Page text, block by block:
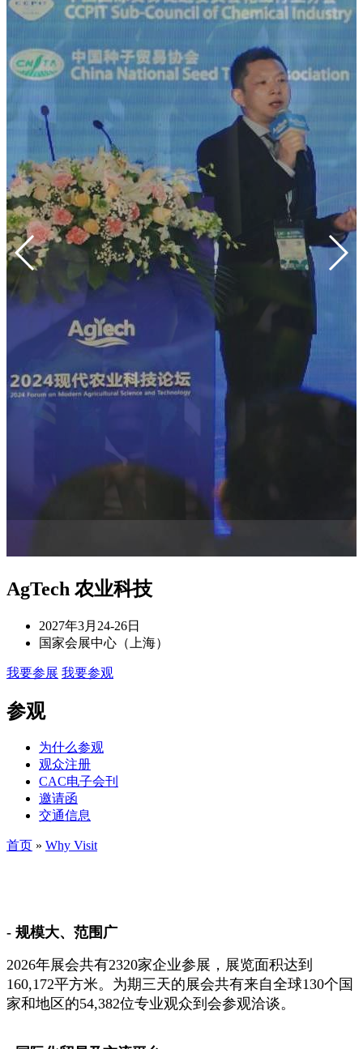
AgTech 农业科技
2027年3月24-26日
国家会展中心（上海）
我要参展 我要参观
参观
为什么参观
观众注册
CAC电子会刊
邀请函
交通信息
首页 » Why Visit
- 规模大、范围广
2026年展会共有2320家企业参展，展览面积达到
160,172平方米。为期三天的展会共有来自全球130个国
家和地区的54,382位专业观众到会参观洽谈。